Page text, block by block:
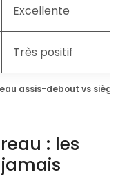
assis-debout vs
Excellente
Très positif
: les